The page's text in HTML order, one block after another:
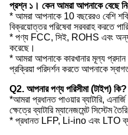
প্রশ্ন ১। কেন আমরা আপনাকে বেছে
* আমরা আপনাকে 10 বছরেরও বেশি
বিক্রয়োত্তর পরিষেবা সরবরাহ করতে
* পণ্য FCC, সিই, ROHS এবং
করেছে।
* আমরা আপনাকে কারখানার মূল্য প্রদান
প্রক্রিয়া পরিদর্শন করতে আপনাকে
Q2. আপনার পণ্য পরিসীমা (টাইপ) কি?
*আমরা প্রধানত পাওয়ার ব্যাটারি,
ক্ষেত্রে ব্যাটারি ম্যানেজমেন্ট সিস্টেম
* প্রধানত LFP, Li-ino এবং LTO